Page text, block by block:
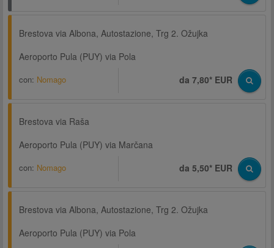
Brestova via Albona, Autostazione, Trg 2. Ožujka
Aeroporto Pula (PUY) via Pola
con: Nomago da 7,80* EUR
Brestova via Raša
Aeroporto Pula (PUY) via Marčana
con: Nomago da 5,50* EUR
Brestova via Albona, Autostazione, Trg 2. Ožujka
Aeroporto Pula (PUY) via Pola